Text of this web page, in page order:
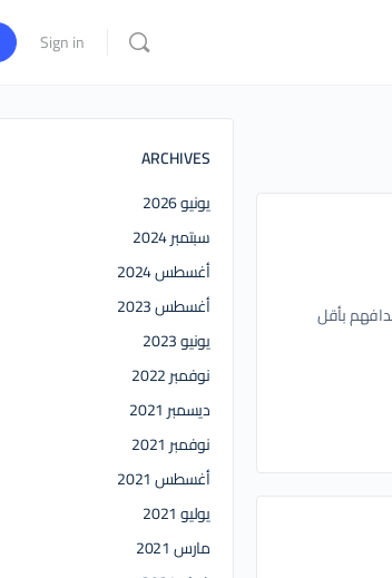
Sign in
بأقل
ARCHIVES
يونيو 2026
سبتمبر 2024
أغسطس 2024
أغسطس 2023
يونيو 2023
نوفمبر 2022
ديسمبر 2021
نوفمبر 2021
أغسطس 2021
يوليو 2021
مارس 2021